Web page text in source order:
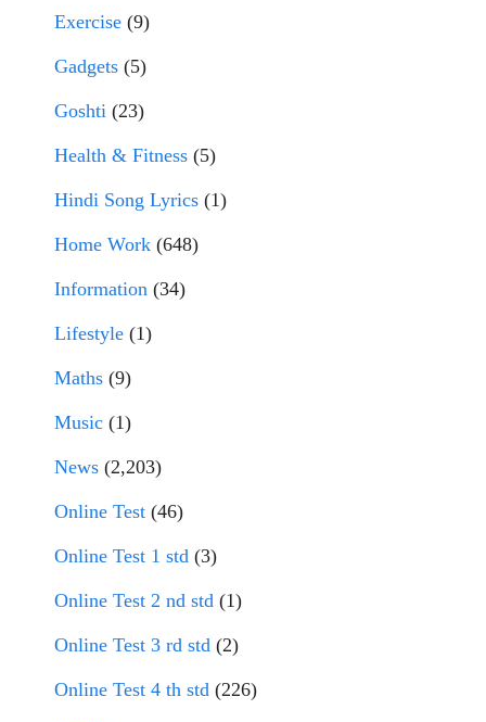
Exercise (9)
Gadgets (5)
Goshti (23)
Health & Fitness (5)
Hindi Song Lyrics (1)
Home Work (648)
Information (34)
Lifestyle (1)
Maths (9)
Music (1)
News (2,203)
Online Test (46)
Online Test 1 std (3)
Online Test 2 nd std (1)
Online Test 3 rd std (2)
Online Test 4 th std (226)